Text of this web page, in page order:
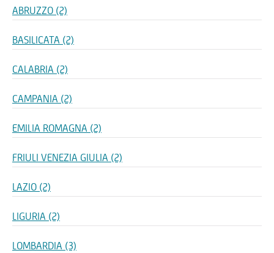
ABRUZZO (2)
BASILICATA (2)
CALABRIA (2)
CAMPANIA (2)
EMILIA ROMAGNA (2)
FRIULI VENEZIA GIULIA (2)
LAZIO (2)
LIGURIA (2)
LOMBARDIA (3)